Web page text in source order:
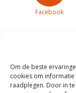
Om de beste
cookies om
raadplegen. Door in
Facebook